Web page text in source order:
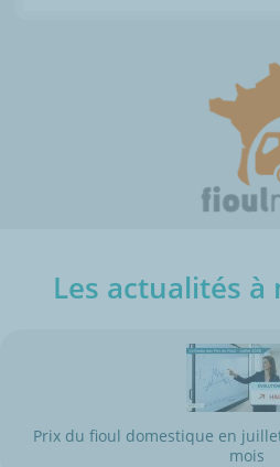
Les actualités à
Prix du fioul domestique en
mois